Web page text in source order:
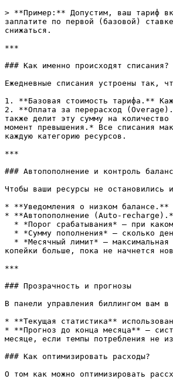
> **Пример:** Допустим, ваш тариф
заплатите по первой (базовой)
снижаться.
***
### Как именно происходят списания?
Ежедневные списания устроены так,
1. **Базовая стоимость тарифа.**
2. **Оплата за перерасход
также делит эту сумму на
момент превышения.* Все списания
каждую категорию ресурсов.
***
### Автопополнение и контроль
Чтобы ваши ресурсы не остановились
* **Уведомления о низком балансе.**
* **Автопополнение (Auto-
копейки больше, пока не начнется
***
### Прозрачность и прогнозы
В панели управления биллингом вам в
* **Текущая статистика**
* **Прогноз до конца месяца** —
месяце, если темпы потребления не
### Как оптимизировать расходы?